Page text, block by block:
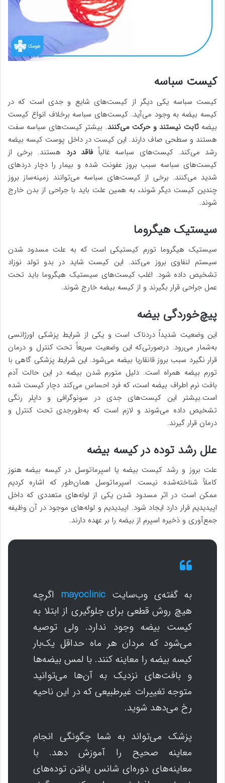
کیست سباسه
کیست سباسه یکی دیگر از کیست‌های شایع و جدی است که در
کیسه بیضه به وجود می‌آید. کیست‌های سباسه برخلاف انواع کیست
بیضهثابت نیستند و حرکت می‌کنند. بیشتر کیست‌های سباسه سفت
هستند و سطحی صاف دارند. این کیست در داخل پوست کیسه بیضه
رشد می‌کند. کیست‌های سباسه غالباًفاقد درد هستند. برخی از
کیست‌های سباسه سبب بروز عفونت شده و بیمار را دچار دردهای
شدید می‌کنند. برخی از کیست‌های سباسه می‌توانند زمینه‌ساز بروز
چندین کیست دیگر شوند، به همین علت باید با جراحی از بدن خارج
شوند.
سیستیک هیگروما
سیستیک هیگروما تورم کیستیکی است که به علت مسدود شدن
سیستم لنفاوی بروز می‌کند. این کیست شاید در بدو تولد نوزاد
تشخیص داده شود. اغلب کیست‌های سیستیک هیگروما باید تحت
عمل جراحی قرار بگیرند و از کیسه بیضه خارج شوند.
پیچ‌خوردگی بیضه
این وضعیت شدیداً دردناک است و یکی از شرایط پزشکی اورژانسی
به‌شمار می‌رود. درصورتی‌که این وضعیت سریعاً تحت کنترل و درمان
قرار نگیرد سبب بروز قانقاریا بیضه می‌شود. این شرایط پزشکی گاهی با
تورم بیضه همراه است. دلیل متورم شدن بیضه در این حالت آدم
بافت نرم اطراف بیضه است، که فرد احساس می‌کند دچار کیست شده
است.بیشتر این کیست‌های جدی در سونوگرافی و داپلر رنگی
تشخیص داده می‌شوند و لازم است که به‌طورجدی تحت کنترل و
درمان قرار گیرند.
علل رشد توده در کیسه بیضه
علت بروز و رشد کیست بیضه یا اسپرماتوسل در کیسه بیضه هنوز
کاملاً شناخته‌شده نیست. اسپرماتوسل همان‌طور که اشاره کردیم
ممکن است در اثر مسدود شدن یکی از لوله‌های متعددی که داخل
اپیدیدیم قرار دارد ایجاد شود. اپیدیدیم و لوله‌های موجود در آن وظیفه
جمع‌آوری و ذخیره اسپرم از بیضه را بر عهده دارند.
به گفته‌ی وب‌سایت mayoclinic اگرچه
هیچ روش قطعی برای جلوگیری از ابتلا به
کیست بیضه وجود ندارد. ولی توصیه
می‌شود که مردان هر ماه حداقل یک‌بار
کیسه بیضه را معاینه کنند. با لمس بیضه‌ها
و بافت‌های نزدیک به آن‌ها می‌توانید
متوجه تغییرات غیرطبیعی که در این ناحیه
رخ می‌دهد شوید.
پزشک می‌تواند به شما چگونگی انجام
معاینه صحیح را آموزش دهد. با
معاینه‌های دوره‌ای شانس یافتن توده‌های